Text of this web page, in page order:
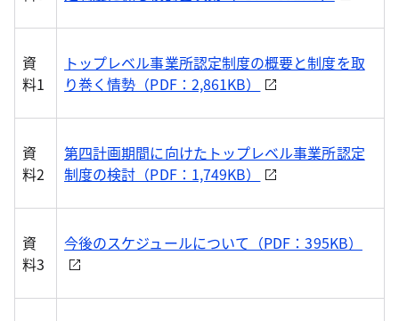
資
料1
トップレベル事業所認定制度の概要と制度を取
り巻く情勢（PDF：2,861KB）
資
料2
第四計画期間に向けたトップレベル事業所認定
制度の検討（PDF：1,749KB）
資
料3
今後のスケジュールについて（PDF：395KB）